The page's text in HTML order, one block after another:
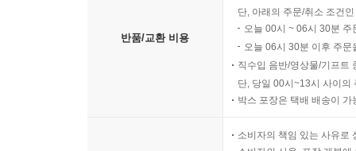
반품/교환 비용
단, 아래의 주문/취소 조건
오늘 00시 ~ 06시 30분
오늘 06시 30분 이후 주
직수입 음반/영상물/기프트
단, 당일 00시~13시 사이의
박스 포장은 택배 배송이
소비자의 책임 있는 사유로